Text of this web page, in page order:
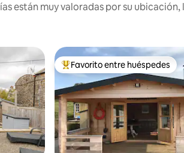
están muy valoradas por su
Favorito entre huéspedes
Favorito entre huéspedes